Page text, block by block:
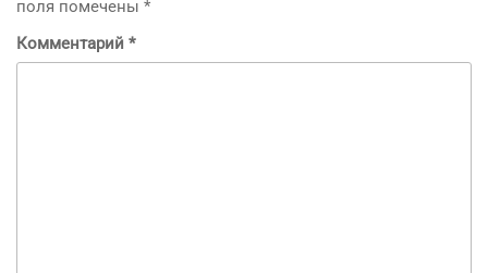
поля помечены *
Комментарий *